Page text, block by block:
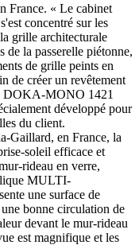
France. « Le cabinet
concentré sur les
grille architecturale
la passerelle piétonne,
de grille peints en
de créer un revêtement
DOKA-MONO 1421
développé pour
du client.
Gaillard, en France, la
soleil efficace et
rideau en verre,
MULTI-
une surface de
bonne circulation de
devant le mur-rideau
est magnifique et les